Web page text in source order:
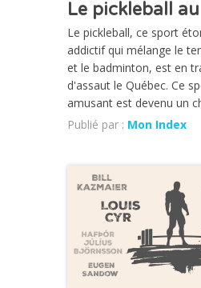
Le pickleball
Le pickleball, ce sport
addictif qui mélange le
et le badminton, est en
d'assaut le Québec. Ce
amusant est devenu un
Publié par : Mon Index
CHRONIQUE